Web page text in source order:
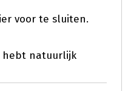
voor te sluiten.
hebt natuurlijk